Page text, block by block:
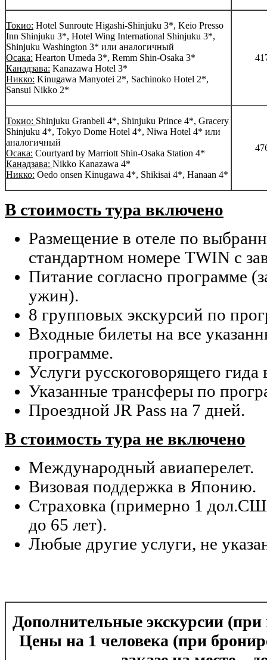
Токио: Hotel Sunroute Higashi-Shinjuku 3*, Keio Presso
Inn Shinjuku 3*, Hotel Wing International Shinjuku 3*,
Shinjuku Washington 3* или аналогичный
Осака: Hearton Umeda 3*, Remm Shin-Osaka 3*
Канадзава: Kanazawa Hotel 3*
Никко: Kinugawa Manyotei 2*, Sachinoko Hotel 2*,
Sansui Nikko 2*
Токио: Shinjuku Granbell 4*, Shinjuku Prince 4*, Gracery
Shinjuku 4*, Tokyo Dome Hotel 4*, Niwa Hotel 4* или
аналогичный
Осака: Courtyard by Marriott Shin-Osaka Station 4*
Канадзава: Nikko Kanazawa 4*
Никко: Oedo onsen Kinugawa 4*, Shikisai 4*, Hanaan 4*
В стоимость тура включено
Размещение в отеле по
стандартном номере TWIN с
Питание согласно программе
ужин).
8 групповых экскурсий по
Входные билеты на все
программе.
Услуги русскоговорящего гида
Указанные трансферы по
Проездной JR Pass на 7 дней.
В стоимость тура не включено
Международный авиаперелет.
Визовая поддержка в Японию.
Страховка (примерно 1
до 65 лет).
Любые другие услуги, не
Дополнительные экскурсии (при
Цены на 1 человека (при